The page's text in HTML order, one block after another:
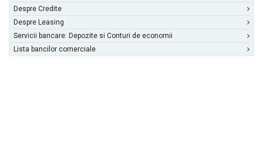
Despre Credite
Despre Leasing
Servicii bancare: Depozite si Conturi de economii
Lista bancilor comerciale